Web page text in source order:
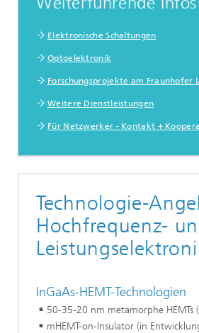
Elektronische Schaltungen
Optoelektronik
Forschungsprojekte am Fraunhofer
Weitere Dienstleistungen
Für Netzwerker - Kontakt +
Technologie-
Hochfrequenz-
InGaAs-HEMT-Technologien
50-35-20 nm metamorphe HEMTs
mHEMT-on-Insulator (in